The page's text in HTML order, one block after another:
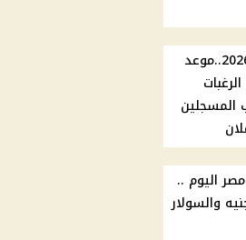
تنسيق الجامعات 2026..موعد
المسجلين
اليوم ..
80 بـ20.75 جنيه والسولار